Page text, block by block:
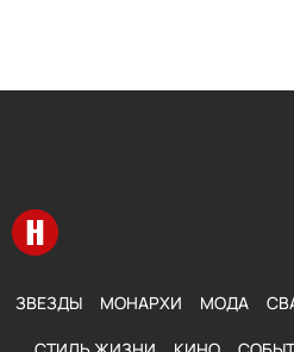
Перейти на главную
ЗВЕЗДЫ МОНАРХИ МОДА